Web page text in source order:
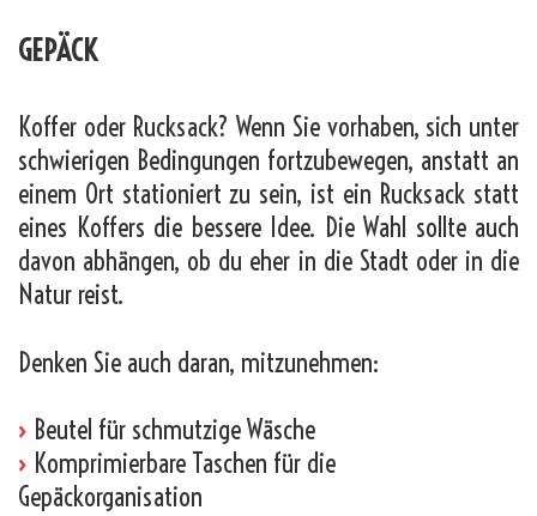
GEPÄCK
Koffer oder Rucksack? Wenn Sie vorhaben, sich unter
schwierigen Bedingungen fortzubewegen, anstatt an
einem Ort stationiert zu sein, ist ein Rucksack statt
eines Koffers die bessere Idee. Die Wahl sollte auch
davon abhängen, ob du eher in die Stadt oder in die
Natur reist.
Denken Sie auch daran, mitzunehmen:
› Beutel für schmutzige Wäsche
› Komprimierbare Taschen für die
Gepäckorganisation